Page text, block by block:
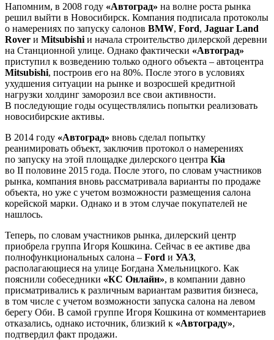
Напомним, в 2008 году «Автоград» на волне роста рынка
решил выйти в Новосибирск. Компания подписала протоколы
о намерениях по запуску салонов BMW, Ford, Jaguar Land
Rover и Mitsubishi и начала строительство дилерской деревни
на Станционной улице. Однако фактически «Автоград»
приступил к возведению только одного объекта – автоцентра
Mitsubishi, построив его на 80%. После этого в условиях
ухудшения ситуации на рынке и возросшей кредитной
нагрузки холдинг заморозил все свои активности.
В последующие годы осуществлялись попытки реализовать
новосибирские активы.
В 2014 году «Автоград» вновь сделал попытку
реанимировать объект, заключив протокол о намерениях
по запуску на этой площадке дилерского центра Kia
во II половине 2015 года. После этого, по словам участников
рынка, компания вновь рассматривала варианты по продаже
объекта, но уже с учетом возможности размещения салона
корейской марки. Однако и в этом случае покупателей не
нашлось.
Теперь, по словам участников рынка, дилерский центр
приобрела группа Игоря Кошкина. Сейчас в ее активе два
полнофункциональных салона – Ford и УАЗ,
располагающиеся на улице Богдана Хмельницкого. Как
пояснили собеседники «КС Онлайн», в компании давно
присматривались к различным вариантам развития бизнеса,
в том числе с учетом возможности запуска салона на левом
берегу Оби. В самой группе Игоря Кошкина от комментариев
отказались, однако источник, близкий к «Автограду»,
подтвердил факт продажи.